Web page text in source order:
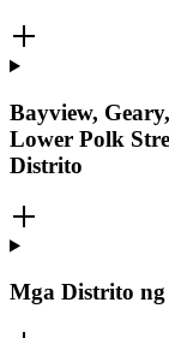
Bayview,
Lower Polk
Distrito
Mga Distrito